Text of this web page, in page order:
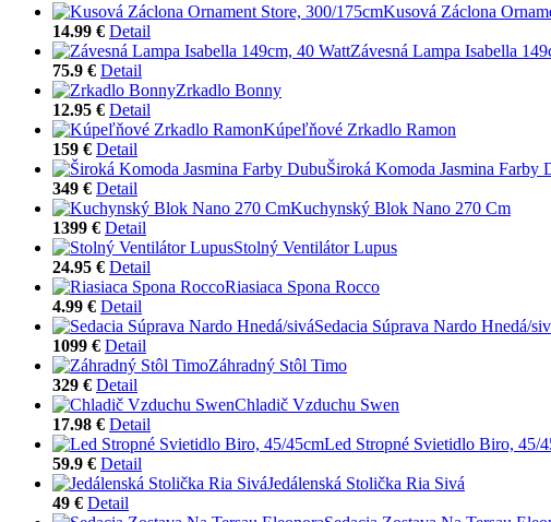
Kusová Záclona
14.99 € Detail
Závesná Lampa Isabella
75.9 € Detail
Zrkadlo Bonny
12.95 € Detail
Kúpeľňové Zrkadlo Ramon
159 € Detail
Široká Komoda Jasmina Farby
349 € Detail
Kuchynský Blok Nano 270 Cm
1399 € Detail
Stolný Ventilátor Lupus
24.95 € Detail
Riasiaca Spona Rocco
4.99 € Detail
Sedacia Súprava Nardo Hnedá/
1099 € Detail
Záhradný Stôl Timo
329 € Detail
Chladič Vzduchu Swen
17.98 € Detail
Led Stropné Svietidlo Biro, 45/
59.9 € Detail
Jedálenská Stolička Ria Sivá
49 € Detail